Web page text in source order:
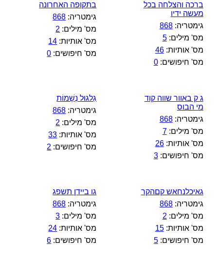
ברכה והצלחה בכל
מעשה ידיו
גימטריה:868
מס' מילים:5
מס' אותיות:46
מס' חיפושים:0
בתקופה האחרונה
גימטריה: 868
מס' מילים: 2
מס' אותיות: 14
מס' חיפושים: 0
ג ק באוור שווה קוד
מי הבוס
גימטריה:868
מס' מילים:7
מס' אותיות:26
מס' חיפושים:3
גִלגוּל נְשָׁמוֹת
גימטריה: 868
מס' מילים: 2
מס' אותיות: 33
מס' חיפושים: 2
גאיכלנחאש קםהקר
גימטריה:868
מס' מילים: 2
מס' אותיות:15
מס' חיפושים:5
גו ביידן תשפג
גימטריה: 868
מס' מילים: 3
מס' אותיות: 24
מס' חיפושים: 6